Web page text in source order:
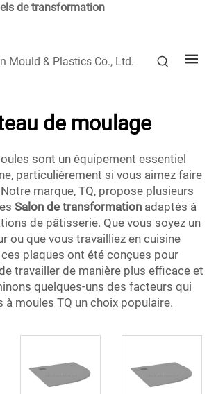
de transformation
de moulage
sont un équipement essentiel
particulièrement si vous aimez faire
marque, TQ, propose plusieurs
Salon de transformation adaptés à
de pâtisserie. Que vous soyez un
ou que vous travailliez en cuisine
plaques ont été conçues pour
travailler de manière plus efficace et
quelques-uns des facteurs qui
moules TQ un choix populaire.